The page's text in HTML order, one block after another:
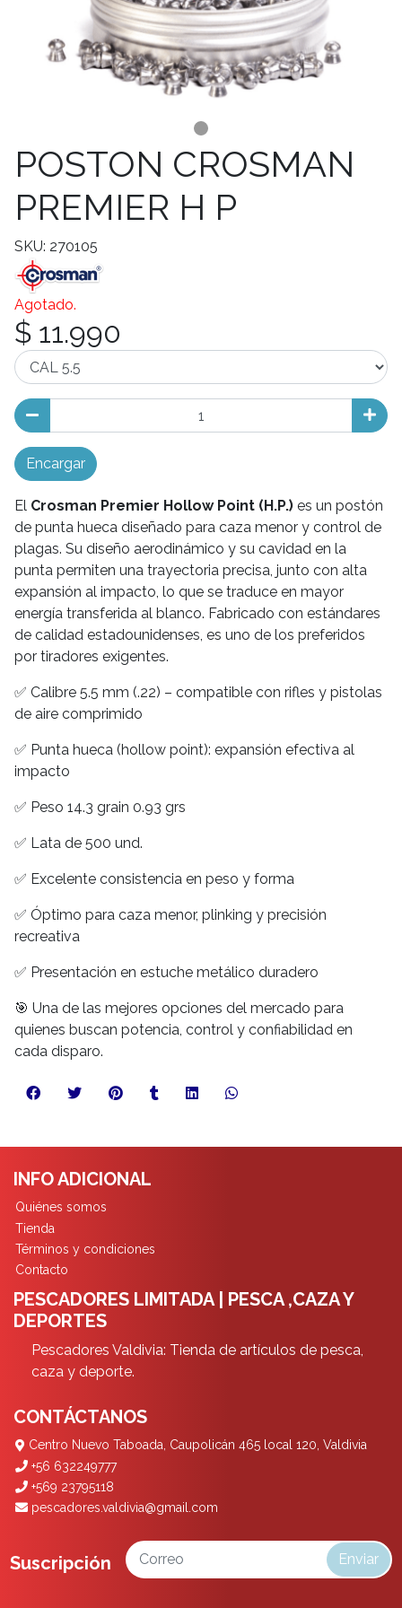
POSTON CROSMAN
PREMIER H P
SKU: 270105
Agotado.
$ 11.990
Encargar
El Crosman Premier Hollow Point (H.P.) es un postón
de punta hueca diseñado para caza menor y control de
plagas. Su diseño aerodinámico y su cavidad en la
punta permiten una trayectoria precisa, junto con alta
expansión al impacto, lo que se traduce en mayor
energía transferida al blanco. Fabricado con estándares
de calidad estadounidenses, es uno de los preferidos
por tiradores exigentes.
✅ Calibre 5.5 mm (.22) – compatible con rifles y pistolas
de aire comprimido
✅ Punta hueca (hollow point): expansión efectiva al
impacto
✅ Peso 14.3 grain 0.93 grs
✅ Lata de 500 und.
✅ Excelente consistencia en peso y forma
✅ Óptimo para caza menor, plinking y precisión
recreativa
✅ Presentación en estuche metálico duradero
🎯 Una de las mejores opciones del mercado para
quienes buscan potencia, control y confiabilidad en
cada disparo.
INFO ADICIONAL
Quiénes somos
Tienda
Términos y condiciones
Contacto
PESCADORES LIMITADA | PESCA ,CAZA Y
DEPORTES
Pescadores Valdivia: Tienda de artículos de pesca,
caza y deporte.
CONTÁCTANOS
Centro Nuevo Taboada, Caupolicán 465 local 120, Valdivia
+56 632249777
+569 23795118
pescadores.valdivia@gmail.com
Suscripción Enviar